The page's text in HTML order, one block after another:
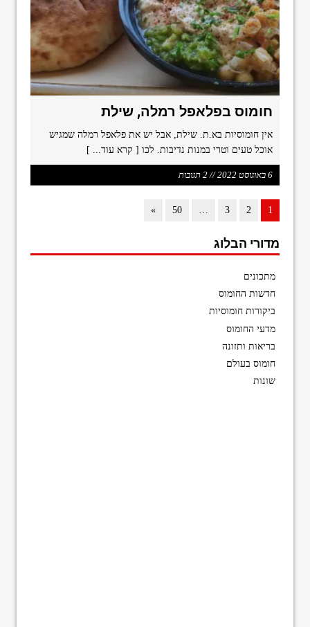
חומוס בפלאפל רמלה, שילת
אין חומוסיות בא.ת. שילת, אבל יש את פלאפל רמלה שמגיש
אוכל טעים וטרי במנות נדיבות. לכו [ קרא עוד... ]
6 באוגוסט 2022 // 2 תגובות
1
2
3
50
»
מדורי הבלוג
מתכונים
חדשות החומוס
ביקורות חומוסיות
מדעי החומוס
בריאות ותזונה
חומוס בעולם
שונות